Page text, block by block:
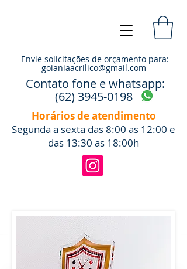
Envie solicitações de orçamento para:
goianiaacrilico@gmail.com
Horários de atendimento
Segunda a sexta das 8:00 as 12:00 e
das 13:30 as 18:00h
Contato fone e whatsapp:
(62) 3945-0198